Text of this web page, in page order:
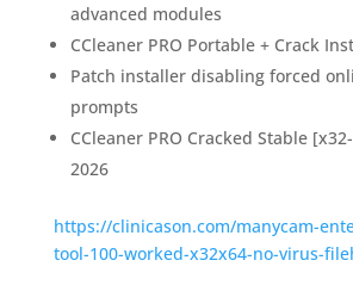
advanced modules
CCleaner PRO Portable + Crack
Patch installer disabling forced
prompts
CCleaner PRO Cracked Stable
2026
https://clinicason.com/manycam-
tool-100-worked-x32x64-no-virus-